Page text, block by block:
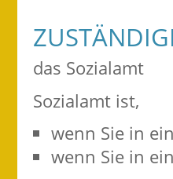
das Sozialamt
Sozialamt ist,
wenn Sie in
wenn Sie in